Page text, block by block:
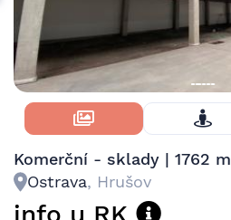
Komerční - sklady | 1762 m
Ostrava, Hrušov
info u RK